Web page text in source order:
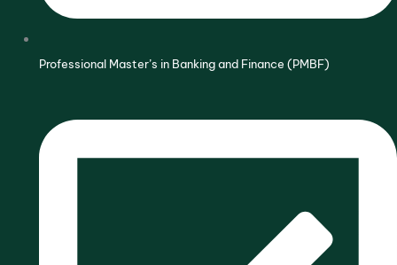
Professional Master’s in Banking and Finance (PMBF)